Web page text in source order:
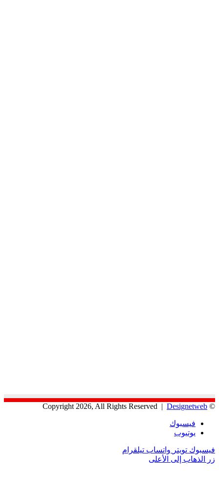
© Copyright 2026, All Rights Reserved |
Designetweb
فيسبوك
يوتيوب
فيسبوك تويتر واتساب تيلقرام
زر الذهاب إلى الأعلى